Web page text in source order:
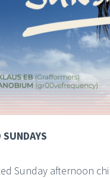
Sunday afternoon